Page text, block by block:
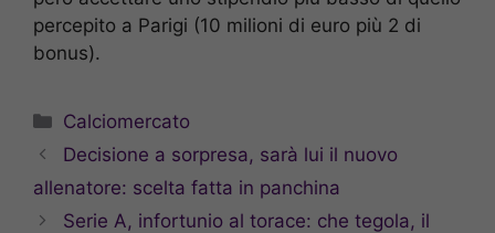
percepito a Parigi (10 milioni di euro più 2 di
bonus).
Categorie
Calciomercato
Decisione a sorpresa, sarà lui il nuovo
allenatore: scelta fatta in panchina
Serie A, infortunio al torace: che tegola, il